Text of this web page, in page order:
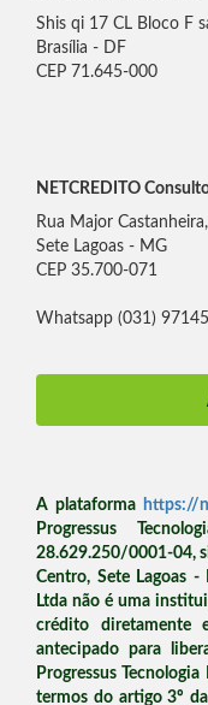
Shis qi 17 CL Bloco F
Brasília - DF
CEP 71.645-000
NETCREDITO
Rua Major
Sete Lagoas - MG
CEP 35.700-071
Whatsapp (031)
A plataforma https://
Progressus
28.629.250/0001-04,
Centro, Sete Lagoas -
Ltda não é uma
crédito diretamente
antecipado para
Progressus
termos do artigo 3º